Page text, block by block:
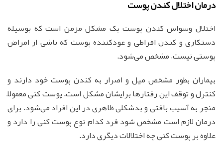
درمان اختلال کندن پوست
اختلال وسواس کندن پوست یک مشکل مزمن است که بوسیله
دستکاری و کندن افراطی و عودکننده پوست که ناشی از امراض
پوستی نیست، مشخص می‌شود.
بیماران بطور مشخص میل و اصرار به کندن پوست خود دارند و
کنترل و توقف این رفتارها برایشان مشکل است. پوست کنی معمولاً
منجر به آسیب بافتی و بدشکلی ظاهری در این افراد می‌شود. برای
درمان لازم است مشخص شود فرد کدام نوع پوست کنی را دارد و
علاوه بر پوست کنی چه اختلالات دیگری دارد.